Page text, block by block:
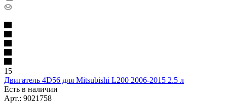
15
Двигатель 4D56 для Mitsubishi L200 2006-2015 2.5 л
Есть в наличии
Арт.: 9021758